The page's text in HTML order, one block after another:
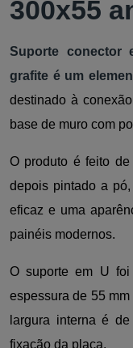
300x55
Suporte conector
grafite é um
destinado à
base de muro com
O produto é feito
depois pintado a
eficaz e uma
painéis modernos.
O suporte em U
espessura de 55
largura interna é
fixação da placa.